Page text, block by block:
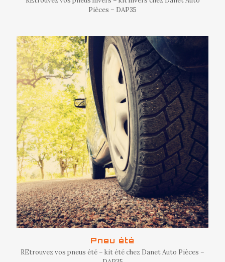
Pièces – DAP35
Pneu été
REtrouvez vos pneus été – kit été chez Danet Auto Pièces –